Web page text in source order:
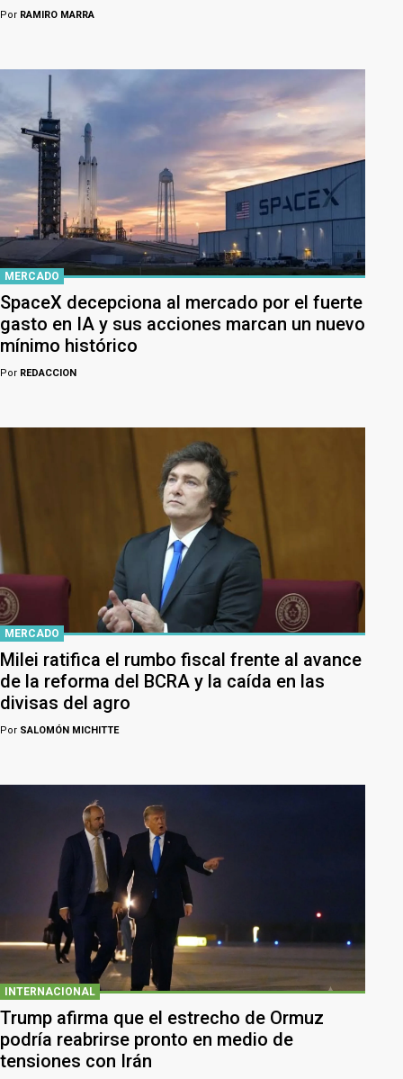
Por RAMIRO MARRA
MERCADO
SpaceX decepciona al mercado por el fuerte
gasto en IA y sus acciones marcan un nuevo
mínimo histórico
Por REDACCION
MERCADO
Milei ratifica el rumbo fiscal frente al avance
de la reforma del BCRA y la caída en las
divisas del agro
Por SALOMÓN MICHITTE
INTERNACIONAL
Trump afirma que el estrecho de Ormuz
podría reabrirse pronto en medio de
tensiones con Irán